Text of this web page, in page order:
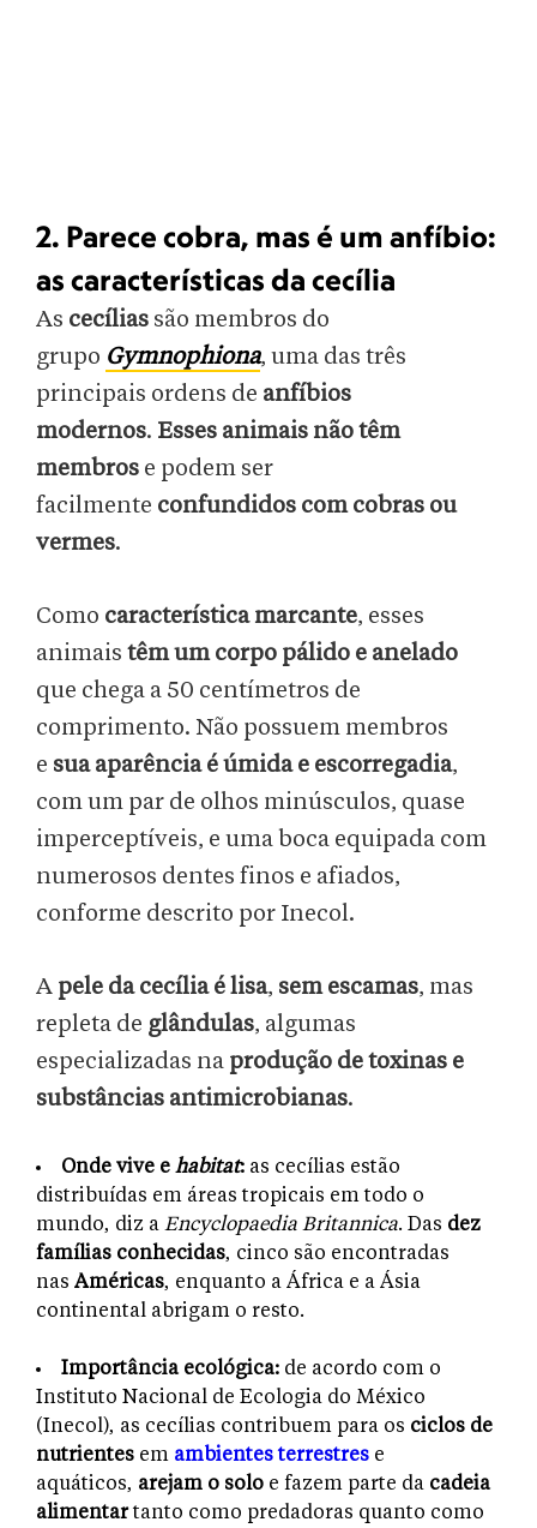
2. Parece cobra, mas é um anfíbio:
as características da cecília
As cecílias são membros do
grupo Gymnophiona, uma das três
principais ordens de anfíbios
modernos. Esses animais não têm
membros e podem ser
facilmente confundidos com cobras ou
vermes.
Como característica marcante, esses
animais têm um corpo pálido e anelado
que chega a 50 centímetros de
comprimento. Não possuem membros
e sua aparência é úmida e escorregadia,
com um par de olhos minúsculos, quase
imperceptíveis, e uma boca equipada com
numerosos dentes finos e afiados,
conforme descrito por Inecol.
A pele da cecília é lisa, sem escamas, mas
repleta de glândulas, algumas
especializadas na produção de toxinas e
substâncias antimicrobianas.
Onde vive e habitat: as cecílias estão
distribuídas em áreas tropicais em todo o
mundo, diz a Encyclopaedia Britannica. Das dez
famílias conhecidas, cinco são encontradas
nas Américas, enquanto a África e a Ásia
continental abrigam o resto.
Importância ecológica: de acordo com o
Instituto Nacional de Ecologia do México
(Inecol), as cecílias contribuem para os ciclos de
nutrientes em ambientes terrestres e
aquáticos, arejam o solo e fazem parte da cadeia
alimentartanto como predadoras quanto como